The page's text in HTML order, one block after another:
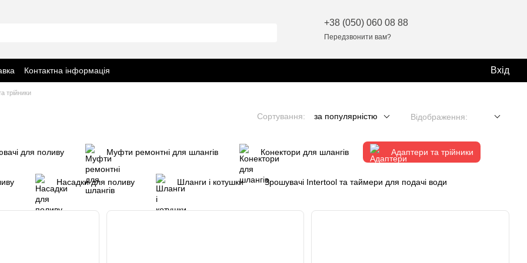
+38 (050) 060 08 88
Передзвонити вам?
Контактна інформація Вхід
трійники
Сортування: за популярністю Відображення:
для поливу Муфти ремонтні для шлангів Конектори для шлангів Адаптери та трійники
Насадки для поливу Шланги і котушки Зрошувачі Intertool та таймери для подачі води